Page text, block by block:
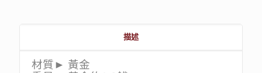
描述
材質► 黃金